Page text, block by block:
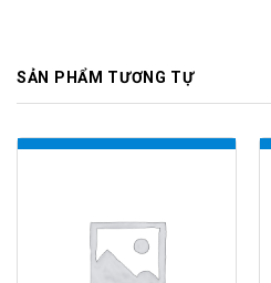
SẢN PHẨM TƯƠNG TỰ